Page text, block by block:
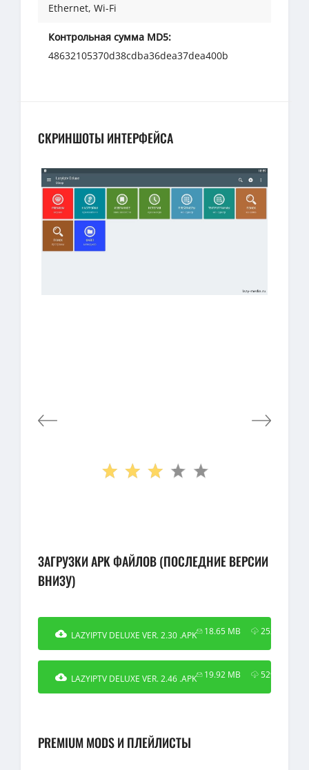
Ethernet, Wi-Fi
Контрольная сумма MD5:
48632105370d38cdba36dea37dea400b
СКРИНШОТЫ ИНТЕРФЕЙСА
ЗАГРУЗКИ APK ФАЙЛОВ (ПОСЛЕДНИЕ ВЕРСИИ
ВНИЗУ)
LAZYIPTV DELUXE VER. 2.30 .APK 18.65 MB 2525
LAZYIPTV DELUXE VER. 2.46 .APK 19.92 MB 5294
PREMIUM MODS И ПЛЕЙЛИСТЫ